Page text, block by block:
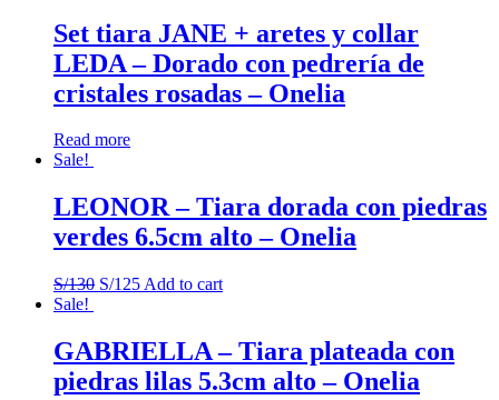
Set tiara JANE + aretes y collar
LEDA – Dorado con pedrería de
cristales rosadas – Onelia
Read more
Sale!
LEONOR – Tiara dorada con piedras
verdes 6.5cm alto – Onelia
S/130 S/125 Add to cart
Sale!
GABRIELLA – Tiara plateada con
piedras lilas 5.3cm alto – Onelia